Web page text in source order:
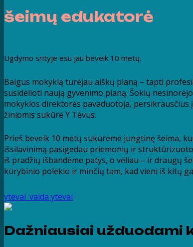
šeimų edukatorė
Ugdymo srityje esu jau beveik 10 metų.
Baigus mokyklą turėjau aiškų planą – tapti
susidėlioti naują gyvenimo planą. Šokių
mokyklos direktorės pavaduotoja,
žiniomis sukūrė Y Tėvus.
Prieš beveik 10 metų sukūrėme jungtinę šeima,
išsilavinimą pasigedau priemonių ir
iš pradžių išbandėme patys, o vėliau – ir draugų
kūrybinio polėkio ir minčių tam, kad vieni iš kitų
ytevai_vaida ytevai
Dažniausiai užduodami